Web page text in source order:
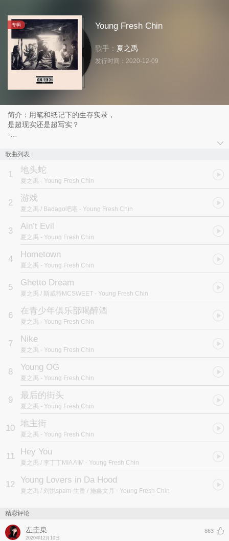
专辑 Young Fresh Chin
歌手： 夏之禹
发行时间： 2020-12-09
简介：用笔和纸记下的生存实录，
是超现实还是超写实？
-
「不存在的电影系列」第二部「Young Fresh Chin」
一部根本不存在的社会纪实电影！
一张写给时代的青葱电影原声带！
献给无惧自身渺小的普通人，
记录轰轰烈烈来过的大时代。
————
「Young Fresh Chin」直译为“年轻又新鲜的下巴”，引申出仰着头的
青少年心气，而Chin也暗含China的隐喻，即“生猛的中国青年”。
「Young Fresh Chin」里记录的，正是身处时代巨大浪潮下，小镇青
少年与时代碰撞出的故事。
————
根本不存在的社会纪实电影「Young Fresh Chin」
现已超现实上映！
歌曲列表
1 地头蛇
夏之禹 - Young Fresh Chin
2 游戏
夏之禹 / Badago吧嗒 - Young Fresh Chin
3 Ain’t Evil
夏之禹 - Young Fresh Chin
4 Hometown
夏之禹 - Young Fresh Chin
5 Ghetto Dream
夏之禹 / 斯威特MCSWEET - Young Fresh Chin
6 在青少年俱乐部喝醉酒
夏之禹 - Young Fresh Chin
7 Nike
夏之禹 - Young Fresh Chin
8 Young OG
夏之禹 - Young Fresh Chin
9 最后的街头
夏之禹 - Young Fresh Chin
10 地主街
夏之禹 - Young Fresh Chin
11 Hey You
夏之禹 / 李丁丁MIA AIM - Young Fresh Chin
12 Young Lovers in Da Hood
夏之禹 / 刘悦spam-生番 / 施鑫文月 - Young Fresh Chin
精彩评论
左圭臬
2020年12月10日
863